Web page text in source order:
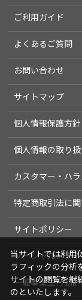
ご利用ガイド
よくあるご質問
お問い合わせ
サイトマップ
個人情報保護方針
個人情報の取り
カスタマー・ハ
特定商取引法に
サイトポリシー
ソーシャルメデ
一般事業主行動
当サイトでは利用
ラフィックの分析
サイトの閲覧を継
のといたします。